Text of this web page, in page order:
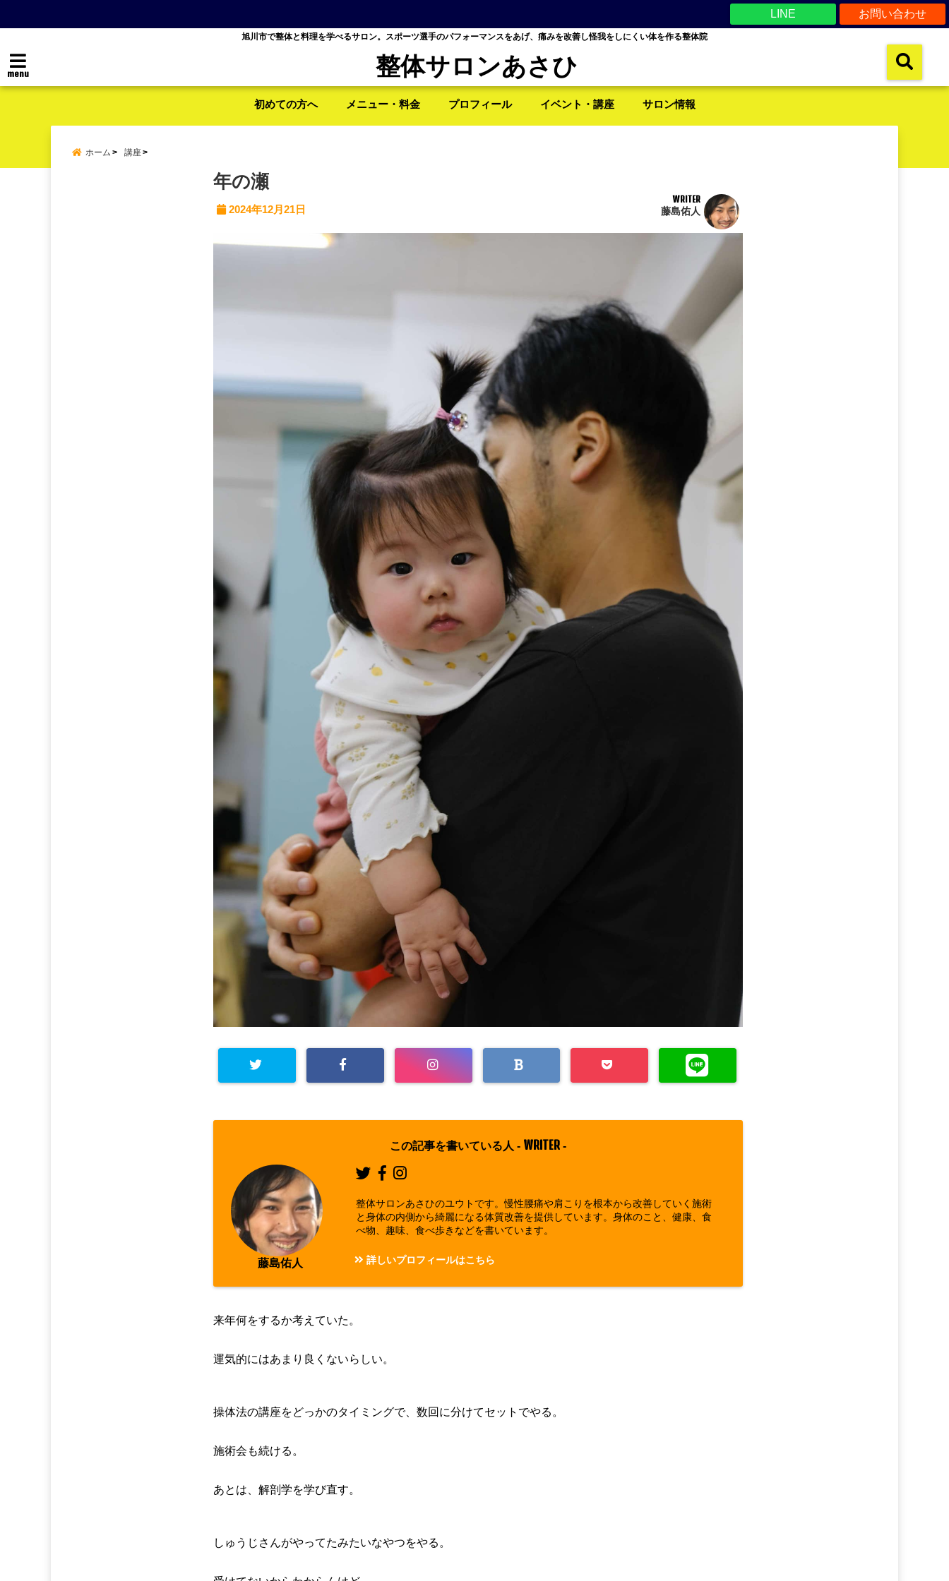
お問い合わせ
LINE
旭川市で整体と料理を学べるサロン。スポーツ選手のパフォーマンスをあげ、痛みを改善し怪我をしにくい体を作る整体院
menu 整体サロンあさひ
初めての方へ メニュー・料金 プロフィール イベント・講座 サロン情報
ホーム 講座
年の瀬
2024年12月21日
WRITER
藤島佑人
asahi00/seitai-asahi.co
m/public_html/wp-cont
ent/plugins/sns-count-
cache/sns-count-cache.
この記事を書いている人 - WRITER -
藤島佑人
整体サロンあさひのユウトです。慢性腰痛や肩こりを根本から改善していく施術
と身体の内側から綺麗になる体質改善を提供しています。身体のこと、健康、食
べ物、趣味、食べ歩きなどを書いています。
詳しいプロフィールはこちら
来年何をするか考えていた。
運気的にはあまり良くないらしい。
操体法の講座をどっかのタイミングで、数回に分けてセットでやる。
施術会も続ける。
あとは、解剖学を学び直す。
しゅうじさんがやってたみたいなやつをやる。